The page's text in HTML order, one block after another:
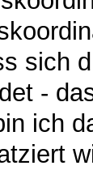
sich
-
ich